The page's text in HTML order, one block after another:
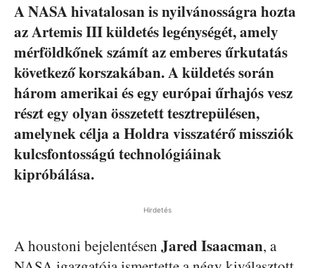
A NASA hivatalosan is nyilvánosságra hozta
az Artemis III küldetés legénységét, amely
mérföldkőnek számít az emberes űrkutatás
következő korszakában. A küldetés során
három amerikai és egy európai űrhajós vesz
részt egy olyan összetett tesztrepülésen,
amelynek célja a Holdra visszatérő missziók
kulcsfontosságú technológiáinak
kipróbálása.
Hirdetés
A houstoni bejelentésen Jared Isaacman, a